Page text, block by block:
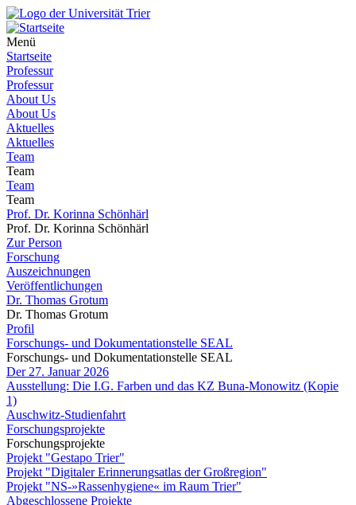
Menü
Startseite
Professur
Professur
About Us
About Us
Aktuelles
Aktuelles
Team
Team
Team
Team
Prof. Dr. Korinna Schönhärl
Prof. Dr. Korinna Schönhärl
Zur Person
Forschung
Auszeichnungen
Veröffentlichungen
Dr. Thomas Grotum
Dr. Thomas Grotum
Profil
Forschungs- und Dokumentationstelle SEAL
Forschungs- und Dokumentationstelle SEAL
Der 27. Januar 2026
Ausstellung: Die I.G. Farben und das KZ Buna-Monowitz (Kopie
1)
Auschwitz-Studienfahrt
Forschungsprojekte
Forschungsprojekte
Projekt "Gestapo Trier"
Projekt "Digitaler Erinnerungsatlas der Großregion"
Projekt "NS-»Rassenhygiene« im Raum Trier"
Abgeschlossene Projekte